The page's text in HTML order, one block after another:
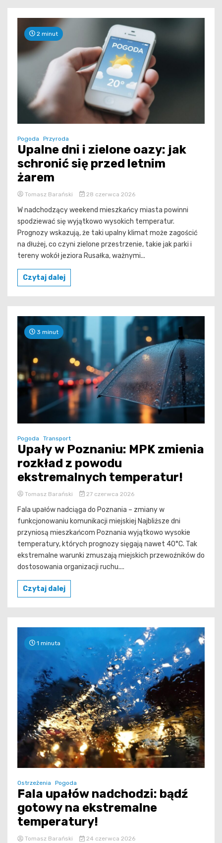
2 minut
Pogoda Przyroda
Upalne dni i zielone oazy: jak
schronić się przed letnim
żarem
Tomasz Barański 28 czerwca 2026
W nadchodzący weekend mieszkańcy miasta powinni
spodziewać się wyjątkowo wysokich temperatur.
Prognozy wskazują, że taki upalny klimat może zagościć
na dłużej, co czyni zielone przestrzenie, takie jak parki i
tereny wokół jeziora Rusałka, ważnymi...
Czytaj dalej
3 minut
Pogoda Transport
Upały w Poznaniu: MPK zmienia
rozkład z powodu
ekstremalnych temperatur!
Tomasz Barański 27 czerwca 2026
Fala upałów nadciąga do Poznania – zmiany w
funkcjonowaniu komunikacji miejskiej Najbliższe dni
przyniosą mieszkańcom Poznania wyjątkowo wysokie
temperatury, których prognozy sięgają nawet 40°C. Tak
ekstremalne warunki zmuszają miejskich przewoźników do
dostosowania organizacji ruchu....
Czytaj dalej
1 minuta
Ostrzeżenia Pogoda
Fala upałów nadchodzi: bądź
gotowy na ekstremalne
temperatury!
Tomasz Barański 24 czerwca 2026